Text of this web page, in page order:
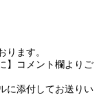
ます。
】コメント欄よりご
に添付してお送りい